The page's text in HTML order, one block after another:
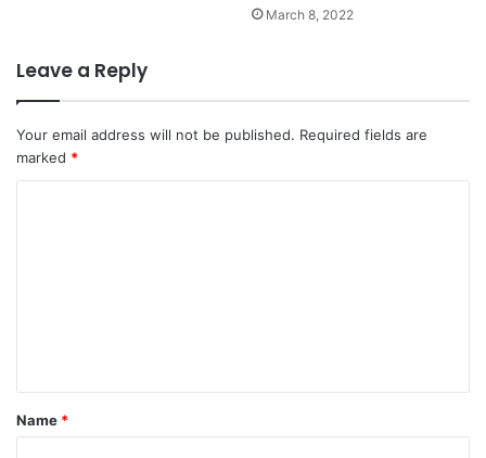
March 8, 2022
Leave a Reply
Your email address will not be published. Required fields are
marked *
t
*
Name *